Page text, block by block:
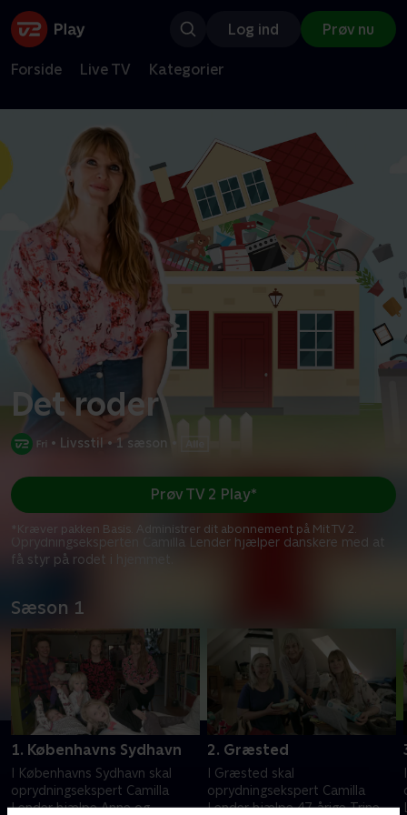
Log ind Prøv nu
Forside Live TV Kategorier
Det roder
• Livsstil • 1 sæson •
Oprydningseksperten Camilla Lender hjælper danskere med at
få styr på rodet i hjemmet.
Prøv TV 2 Play*
*Kræver pakken Basis. Administrer dit abonnement på Mit TV 2.
Sæson 1
1. Københavns Sydhavn
I Københavns Sydhavn skal
oprydningsekspert Camilla
Lender hjælpe Anne og
2. Græsted
I Græsted skal
oprydningsekspert Camilla
Lender hjælpe 47-årige Trine.